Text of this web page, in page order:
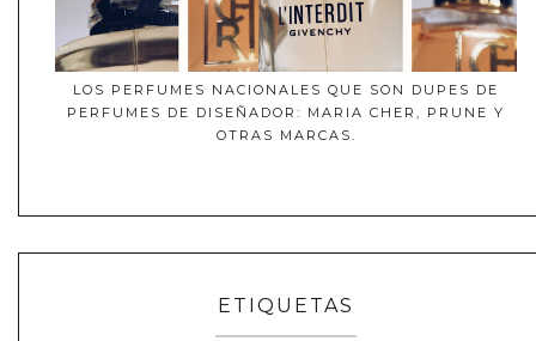
LOS PERFUMES NACIONALES QUE SON DUPES DE
PERFUMES DE DISEÑADOR: MARIA CHER, PRUNE Y
OTRAS MARCAS.
ETIQUETAS